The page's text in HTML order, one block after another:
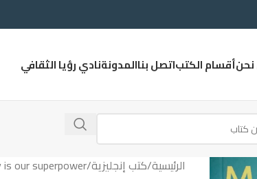
أقسام الكتباتصل بناالمدونةنادي رؤيا الثقافي
الرئيسية كتب إنجليزية our superpower